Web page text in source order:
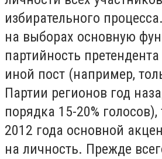
избирательного
на выборах основную
партийность
иной пост (например,
Партии регионов год
порядка 15-20%
2012 года основной
на личность. Прежде